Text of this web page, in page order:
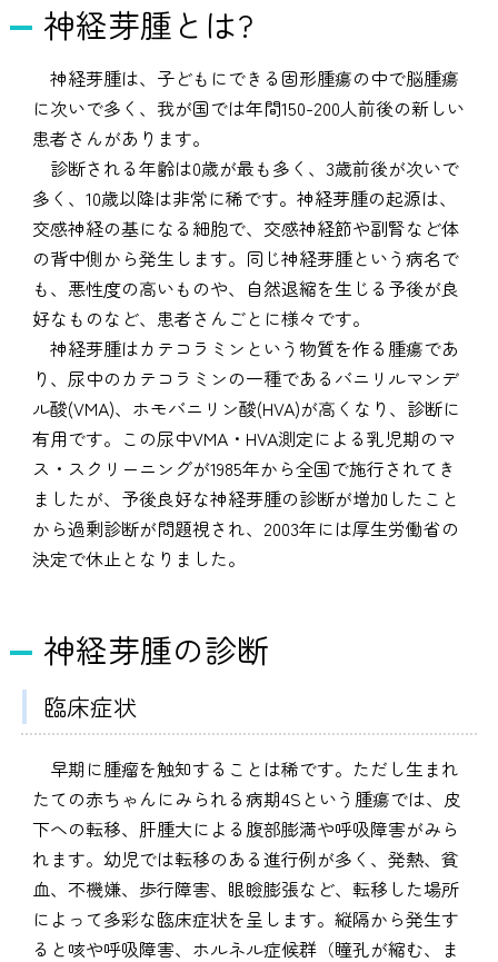
神経芽腫とは?
神経芽腫は、子どもにできる固形腫瘍の中で脳腫瘍
に次いで多く、我が国では年間150-200人前後の新しい
患者さんがあります。
診断される年齢は0歳が最も多く、3歳前後が次いで
多く、10歳以降は非常に稀です。神経芽腫の起源は、
交感神経の基になる細胞で、交感神経節や副腎など体
の背中側から発生します。同じ神経芽腫という病名で
も、悪性度の高いものや、自然退縮を生じる予後が良
好なものなど、患者さんごとに様々です。
神経芽腫はカテコラミンという物質を作る腫瘍であ
り、尿中のカテコラミンの一種であるバニリルマンデ
ル酸(VMA)、ホモバニリン酸(HVA)が高くなり、診断に
有用です。この尿中VMA・HVA測定による乳児期のマ
ス・スクリーニングが1985年から全国で施行されてき
ましたが、予後良好な神経芽腫の診断が増加したこと
から過剰診断が問題視され、2003年には厚生労働省の
決定で休止となりました。
神経芽腫の診断
臨床症状
早期に腫瘤を触知することは稀です。ただし生まれ
たての赤ちゃんにみられる病期4Sという腫瘍では、皮
下への転移、肝腫大による腹部膨満や呼吸障害がみら
れます。幼児では転移のある進行例が多く、発熱、貧
血、不機嫌、歩行障害、眼瞼膨張など、転移した場所
によって多彩な臨床症状を呈します。縦隔から発生す
ると咳や呼吸障害、ホルネル症候群（瞳孔が縮む、ま